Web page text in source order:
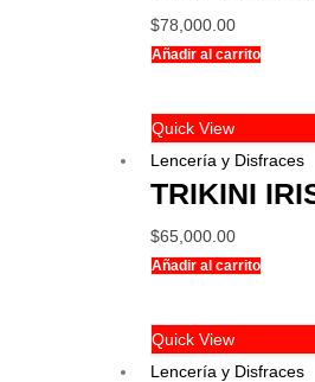
$78,000.00
Añadir al carrito
Quick View
Lencería y Disfraces
TRIKINI
$65,000.00
Añadir al carrito
Quick View
Lencería y Disfraces